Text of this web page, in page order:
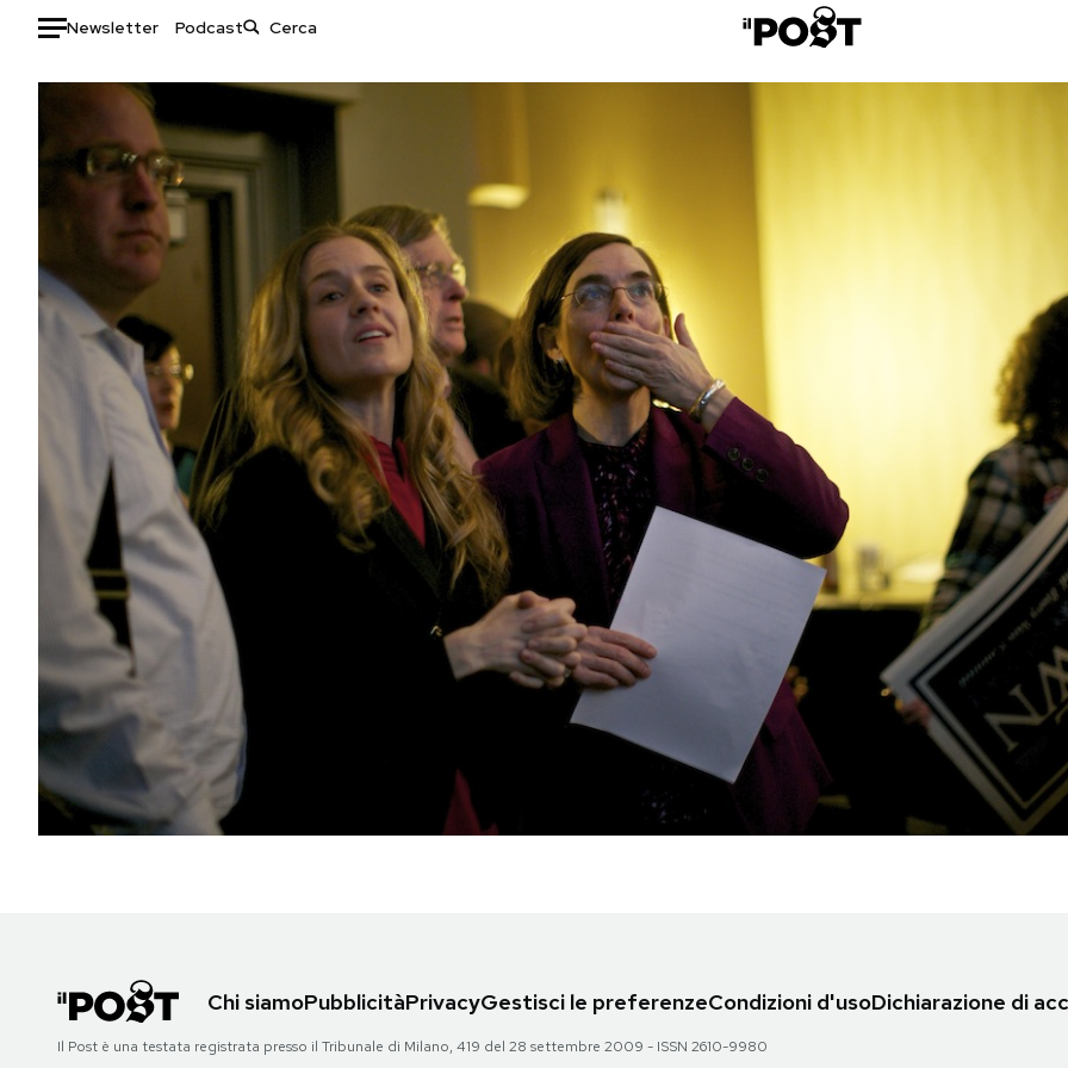
Newsletter Podcast
Auto
HOME
Italia
Mondo
Politica
Tecnologia
Internet
Scienza
Cultura
Economia
Sport
Libri
Consumismi
Storie/Idee
Ok Boomer!
Media
Europa
Altrecose
Mondiali calcio 2026
PODCAST
NEWSLETTER
I MIEI PREFERITI
SHOP
Area Personale
Newsletter
Chi siamoPubblicitàPrivacyGestisci le preferenzeCondizioni d'usoDichiarazione di
Il Post è una testata registrata presso il Tribunale di Milano, 419 del 28 settembre 2009 - ISSN 2610-9980